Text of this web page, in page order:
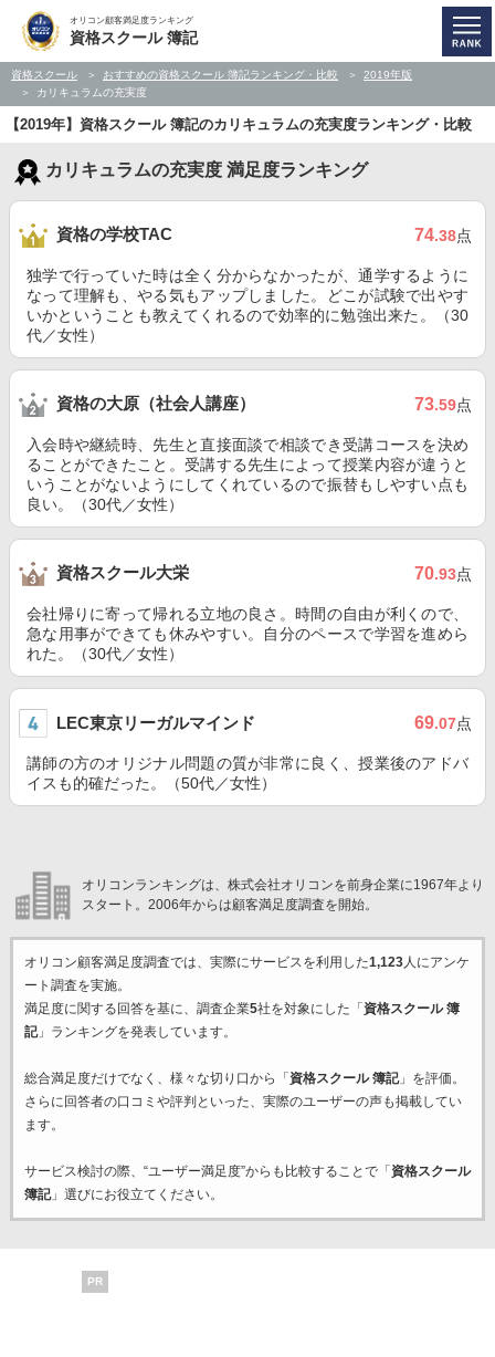
オリコン顧客満足度ランキング
資格スクール 簿記
資格スクール おすすめの資格スクール 簿記ランキング・比較
2019年版
カリキュラムの充実度
【2019年】資格スクール 簿記のカリキュラムの充実度ランキング・比較
カリキュラムの充実度 満足度ランキング
資格の学校TAC 74.38点
独学で行っていた時は全く分からなかったが、通学するように
なって理解も、やる気もアップしました。どこが試験で出やす
いかということも教えてくれるので効率的に勉強出来た。（30
代／女性）
資格の大原（社会人講座） 73.59点
入会時や継続時、先生と直接面談で相談でき受講コースを決め
ることができたこと。受講する先生によって授業内容が違うと
いうことがないようにしてくれているので振替もしやすい点も
良い。（30代／女性）
資格スクール大栄 70.93点
会社帰りに寄って帰れる立地の良さ。時間の自由が利くので、
急な用事ができても休みやすい。自分のペースで学習を進めら
れた。（30代／女性）
LEC東京リーガルマインド 69.07点
講師の方のオリジナル問題の質が非常に良く、授業後のアドバ
イスも的確だった。（50代／女性）
オリコンランキングは、株式会社オリコンを前身企業に1967年より
スタート。2006年からは顧客満足度調査を開始。
オリコン顧客満足度調査では、実際にサービスを利用した1,123人にアンケ
ート調査を実施。
満足度に関する回答を基に、調査企業5社を対象にした「 資格スクール 簿
記」ランキングを発表しています。
総合満足度だけでなく、様々な切り口から「 資格スクール 簿記」を評価。
さらに回答者の口コミや評判といった、実際のユーザーの声も掲載してい
ます。
サービス検討の際、“ユーザー満足度”からも比較することで「 資格スクール
簿記」選びにお役立てください。
PR